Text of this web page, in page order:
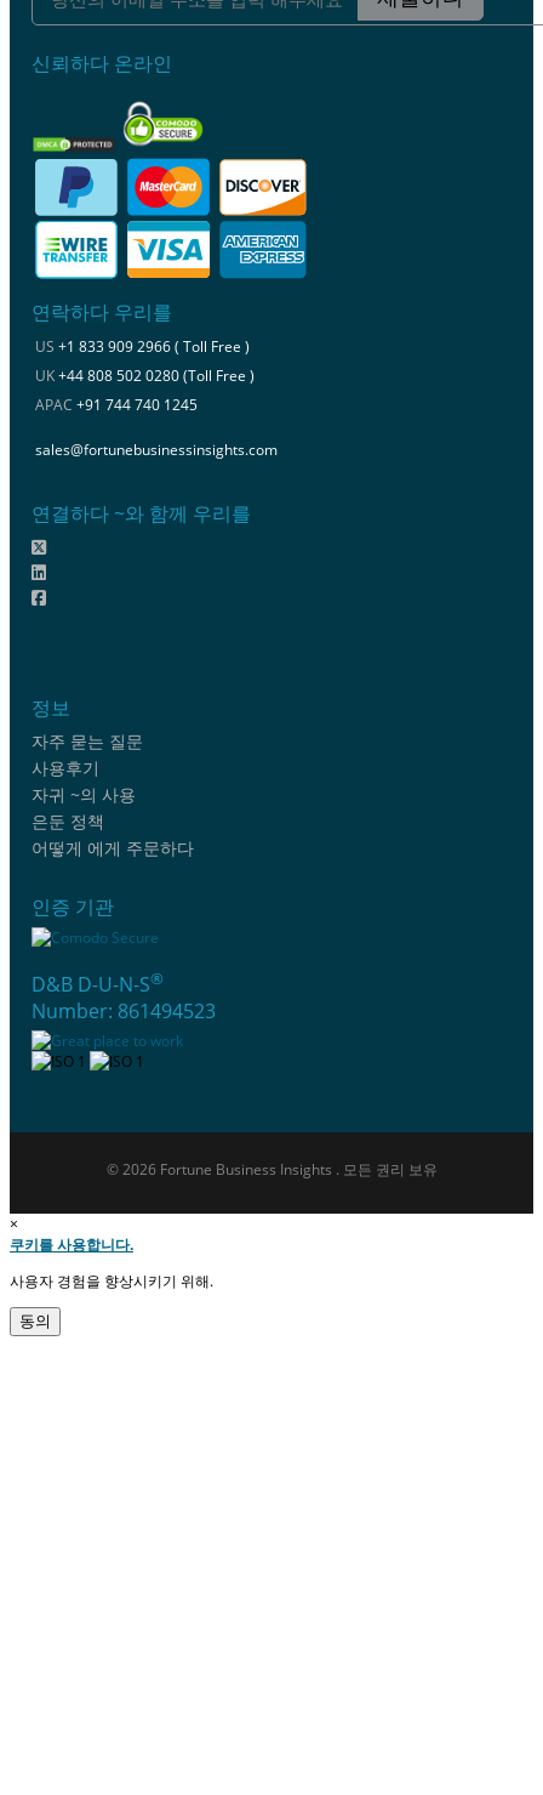
신뢰하다 온라인
연락하다 우리를
US +1 833 909 2966 ( Toll Free )
UK+44 808 502 0280 (Toll Free )
APAC +91 744 740 1245
sales@fortunebusinessinsights.com
연결하다 ~와 함께 우리를
정보
자주 묻는 질문
사용후기
자귀 ~의 사용
은둔 정책
어떻게 에게 주문하다
인증 기관
D&B D-U-N-S®
Number: 861494523
© 2026 Fortune Business Insights . 모든 권리 보유
×
쿠키를 사용합니다.
사용자 경험을 향상시키기 위해.
동의